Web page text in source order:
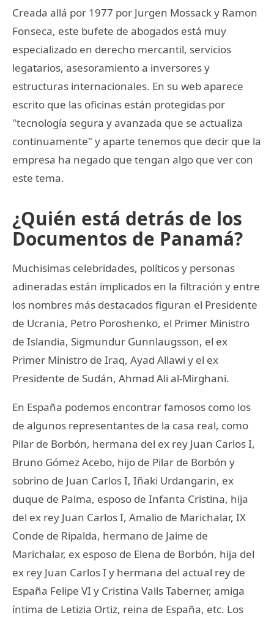
Creada allá por 1977 por Jurgen Mossack y Ramon
Fonseca, este bufete de abogados está muy
especializado en derecho mercantil, servicios
legatarios, asesoramiento a inversores y
estructuras internacionales. En su web aparece
escrito que las oficinas están protegidas por
"tecnología segura y avanzada que se actualiza
continuamente" y aparte tenemos que decir que la
empresa ha negado que tengan algo que ver con
este tema.
¿Quién está detrás de los
Documentos de Panamá?
Muchisimas celebridades, políticos y personas
adineradas están implicados en la filtración y entre
los nombres más destacados figuran el Presidente
de Ucrania, Petro Poroshenko, el Primer Ministro
de Islandia, Sigmundur Gunnlaugsson, el ex
Primer Ministro de Iraq, Ayad Allawi y el ex
Presidente de Sudán, Ahmad Ali al-Mirghani.
En España podemos encontrar famosos como los
de algunos representantes de la casa real, como
Pilar de Borbón, hermana del ex rey Juan Carlos I,
Bruno Gómez Acebo, hijo de Pilar de Borbón y
sobrino de Juan Carlos I, Iñaki Urdangarin, ex
duque de Palma, esposo de Infanta Cristina, hija
del ex rey Juan Carlos I, Amalio de Marichalar, IX
Conde de Ripalda, hermano de Jaime de
Marichalar, ex esposo de Elena de Borbón, hija del
ex rey Juan Carlos I y hermana del actual rey de
España Felipe VI y Cristina Valls Taberner, amiga
íntima de Letizia Ortiz, reina de España, etc. Los